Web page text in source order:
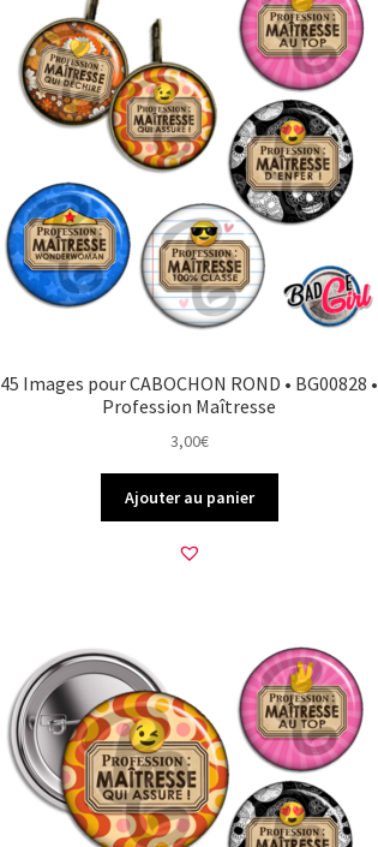
45 Images pour CABOCHON ROND • BG00828 •
Profession Maîtresse
3,00€
Ajouter au panier